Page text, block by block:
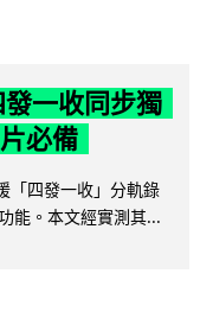
一收同步獨
必備
「四發一收」分軌錄
能。本文經實測其...